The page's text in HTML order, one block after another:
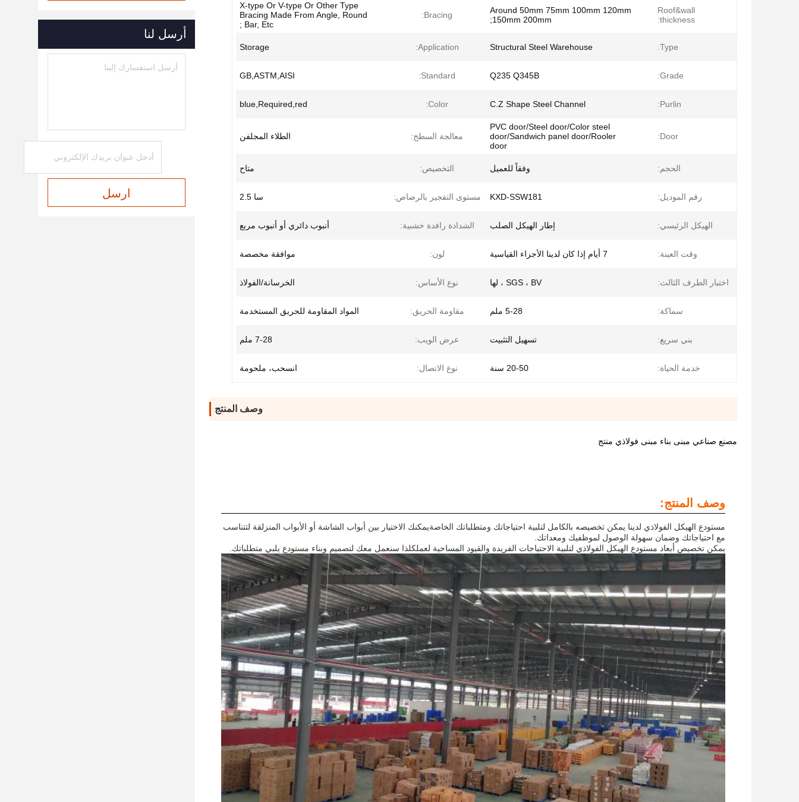
Roof&wall
thickness:
Around 50mm 75mm 100mm 120mm
150mm 200mm;
Bracing:
X-type Or V-type Or Other Type
Bracing Made From Angle, Round
Bar, Etc ;
Type:
Structural Steel Warehouse
Application:
Storage
Grade:
Q235 Q345B
Standard:
GB,ASTM,AISI
Purlin:
C.Z Shape Steel Channel
Color:
blue,Required,red
Door:
PVC door/Steel door/Color steel
door/Sandwich panel door/Rooler
door
معالجة السطح: الطلاء المجلفن
الحجم: وفقاً للعميل التخصيص: متاح
رقم الموديل: KXD-SSW181 مستوى التفجير بالرصاص: سا 2.5
الهيكل الرئيسي: إطار الهيكل الصلب الشدادة رافدة خشبية: أنبوب دائري أو أنبوب مربع
وقت العينة: 7 أيام إذا كان لدينا الأجزاء القياسية لون: موافقة مخصصة
اختبار الطرف الثالث: SGS ، BV ، لها نوع الأساس: الخرسانة/الفولاذ
سماكة: 5-28 ملم مقاومة الحريق: المواد المقاومة للحريق المستخدمة
بني سريع: تسهيل التثبيت عرض الويب: 7-28 ملم
خدمة الحياة: 20-50 سنة نوع الاتصال: انسحب، ملحومة
وصف المنتج
مصنع صناعي مبنى بناء مبنى فولاذي منتج
وصف المنتج:
مستودع الهيكل الفولاذي لدينا يمكن تخصيصه بالكامل لتلبية احتياجاتك ومتطلباتك الخاصةيمكنك الاختيار بين أبواب الشاشة أو الأبواب المنزلقة لتتناسب
مع احتياجاتك وضمان سهولة الوصول لموظفيك ومعداتك.
يمكن تخصيص أبعاد مستودع الهيكل الفولاذي لتلبية الاحتياجات الفريدة والقيود المساحية لعملكلذا سنعمل معك لتصميم وبناء مستودع يلبي متطلباتك.
أرسل لنا
ارسل